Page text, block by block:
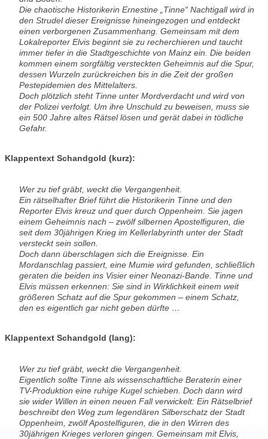
Die chaotische Historikerin Ernestine „Tinne“ Nachtigall wird in
den Strudel dieser Ereignisse hineingezogen und entdeckt
einen verborgenen Zusammenhang. Gemeinsam mit dem
Lokalreporter Elvis beginnt sie zu recherchieren und taucht
immer tiefer in die Stadtgeschichte von Mainz ein. Die beiden
kommen einem sorgfältig versteckten Geheimnis auf die Spur,
dessen Wurzeln zurückreichen bis in die Zeit der großen
Pestepidemien des Mittelalters.
Doch plötzlich steht Tinne unter Mordverdacht und wird von
der Polizei verfolgt. Um ihre Unschuld zu beweisen, muss sie
ein 500 Jahre altes Rätsel lösen und gerät dabei in tödliche
Gefahr.
Klappentext Schandgold (kurz):
Wer zu tief gräbt, weckt die Vergangenheit.
Ein rätselhafter Brief führt die Historikerin Tinne und den
Reporter Elvis kreuz und quer durch Oppenheim. Sie jagen
einem Geheimnis nach – zwölf silbernen Apostelfiguren, die
seit dem 30jährigen Krieg im Kellerlabyrinth unter der Stadt
versteckt sein sollen.
Doch dann überschlagen sich die Ereignisse. Ein
Mordanschlag passiert, eine Mumie wird gefunden, schließlich
geraten die beiden ins Visier einer Neonazi-Bande. Tinne und
Elvis müssen erkennen: Sie sind in Wirklichkeit einem weit
größeren Schatz auf die Spur gekommen – einem Schatz,
den es eigentlich gar nicht geben dürfte …
Klappentext Schandgold (lang):
Wer zu tief gräbt, weckt die Vergangenheit.
Eigentlich sollte Tinne als wissenschaftliche Beraterin einer
TV-Produktion eine ruhige Kugel schieben. Doch dann wird
sie wider Willen in einen neuen Fall verwickelt: Ein Rätselbrief
beschreibt den Weg zum legendären Silberschatz der Stadt
Oppenheim, zwölf Apostelfiguren, die in den Wirren des
30jährigen Krieges verloren gingen. Gemeinsam mit Elvis,